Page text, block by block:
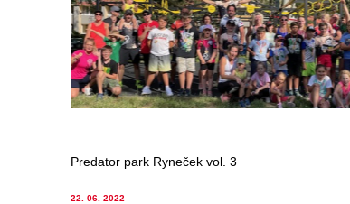
Predator park Ryneček vol. 3
22. 06. 2022